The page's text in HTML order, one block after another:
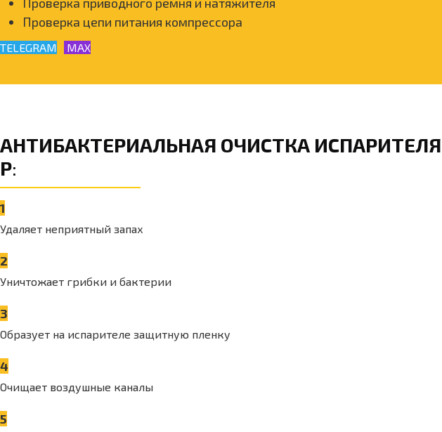
Проверка цепи питания компрессора
TELEGRAM MAX
АНТИБАКТЕРИАЛЬНАЯ ОЧИСТКА ИСПАРИТЕЛЯ
Р:
1
Удаляет неприятный запах
2
Уничтожает грибки и бактерии
3
Образует на испарителе защитную пленку
4
Очищает воздушные каналы
5